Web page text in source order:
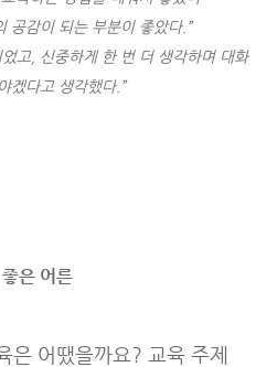
공감이 되는 부분이 좋았다.”
고, 신중하게 한 번 더 생각하며 대화
겠다고 생각했다.”
은 어른
은 어땠을까요? 교육 주제